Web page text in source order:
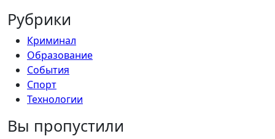
Рубрики
Криминал
Образование
События
Спорт
Технологии
Вы пропустили